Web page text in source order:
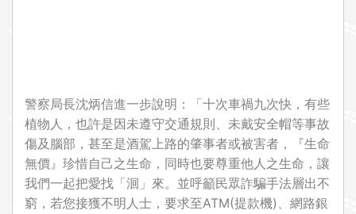
警察局長沈炳信進一步說明：「十次車禍九次快，有些
植物人，也許是因未遵守交通規則、未戴安全帽等事故
傷及腦部，甚至是酒駕上路的肇事者或被害者，『生命
無價』珍惜自己之生命，同時也要尊重他人之生命，讓
我們一起把愛找「洄」來。並呼籲民眾詐騙手法層出不
窮，若您接獲不明人士，要求至ATM(提款機)、網路銀